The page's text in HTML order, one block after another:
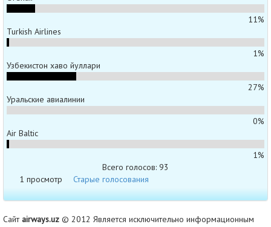
11%
Turkish Airlines
1%
Узбекистон хаво йуллари
27%
Уральские авиалинии
0%
Air Baltic
1%
Всего голосов: 93
1 просмотр
Старые голосования
Сайтairways.uz © 2012 Является исключительно информационным